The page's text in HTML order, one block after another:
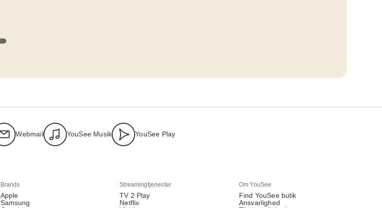
Webmail YouSee Musik YouSee Play
Brands
Apple
Samsung
Streamingtjenester
TV 2 Play
Netflix
Om YouSee
Find YouSee butik
Ansvarlighed